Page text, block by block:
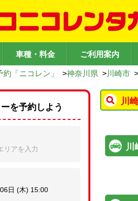
車種・料金 ご利用案内
「ニコレン」 >神奈川県 >川崎市 >
川
川
を予約しよう
リアを入力
日 (木) 15:00